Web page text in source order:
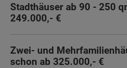
Stadthäuser ab 90 - 250
249.000,- €
Zwei- und
schon ab 325.000,- €